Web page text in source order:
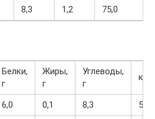
8,3 1,2 75,0
Белки,
г
Жиры,
г
Углеводы,
г
6,0 0,1 8,3
58